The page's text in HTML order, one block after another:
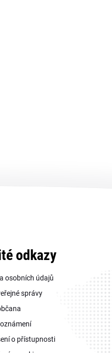
odkazy
osobních údajů
správy
o přístupnosti